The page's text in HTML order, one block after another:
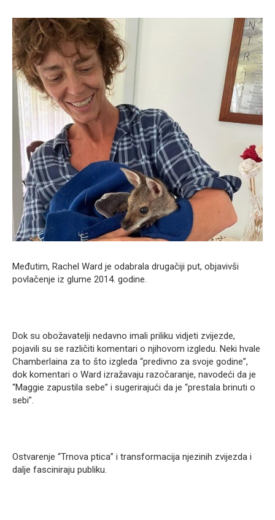
Međutim, Rachel Ward je odabrala drugačiji put, objavivši
povlačenje iz glume 2014. godine.
Dok su obožavatelji nedavno imali priliku vidjeti zvijezde,
pojavili su se različiti komentari o njihovom izgledu. Neki hvale
Chamberlaina za to što izgleda “predivno za svoje godine”,
dok komentari o Ward izražavaju razočaranje, navodeći da je
“Maggie zapustila sebe” i sugerirajući da je “prestala brinuti o
sebi”.
Ostvarenje “Trnova ptica” i transformacija njezinih zvijezda i
dalje fasciniraju publiku.